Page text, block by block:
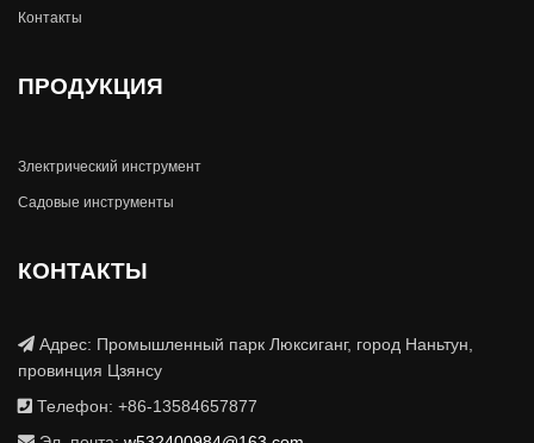
Контакты
ПРОДУКЦИЯ
Злектрический инструмент
Садовые инструменты
КОНТАКТЫ
Адрес: Промышленный парк Люксиганг, город Наньтун,
провинция Цзянсу
Телефон: +86-13584657877